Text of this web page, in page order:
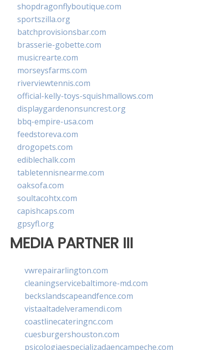
shopdragonflyboutique.com
sportszilla.org
batchprovisionsbar.com
brasserie-gobette.com
musicrearte.com
morseysfarms.com
riverviewtennis.com
official-kelly-toys-squishmallows.com
displaygardenonsuncrest.org
bbq-empire-usa.com
feedstoreva.com
drogopets.com
ediblechalk.com
tabletennisnearme.com
oaksofa.com
soultacohtx.com
capishcaps.com
gpsyfl.org
MEDIA PARTNER III
vwrepairarlington.com
cleaningservicebaltimore-md.com
beckslandscapeandfence.com
vistaaltadelveramendi.com
coastlinecateringnc.com
cuesburgershouston.com
psicologiaespecializadaencampeche.com